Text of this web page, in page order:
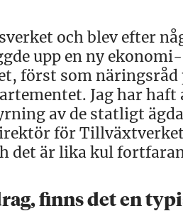
och blev efter
upp en ny
först som
Jag har
av de statligt
för
det är lika kul
finns det en